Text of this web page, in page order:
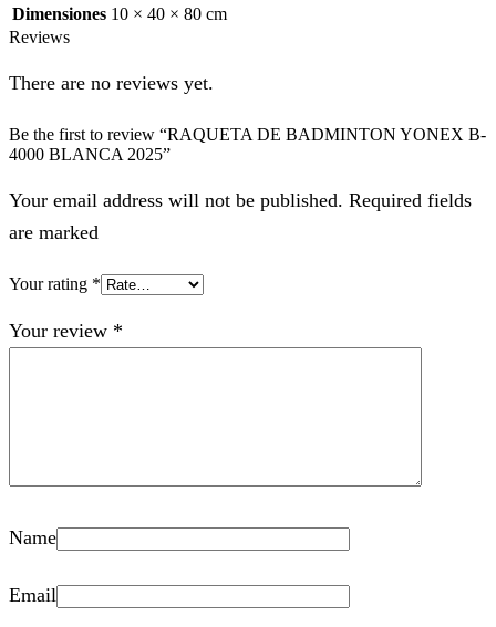
Dimensiones 10 × 40 × 80 cm
Reviews
There are no reviews yet.
Be the first to review “RAQUETA DE BADMINTON YONEX B-
4000 BLANCA 2025”
Your email address will not be published. Required fields
are marked
Your rating *
Your review *
Name
Email